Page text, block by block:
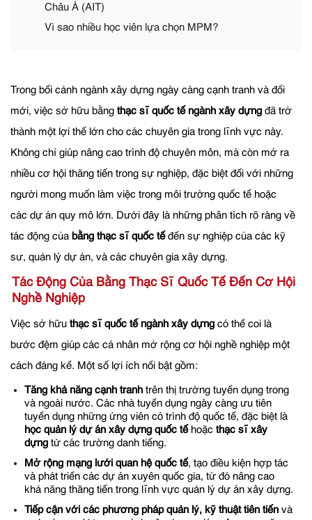
Châu Á (AIT)
Vì sao nhiều học viên lựa chọn MPM?
Trong bối cảnh ngành xây dựng ngày càng cạnh tranh và đổi
mới, việc sở hữu bằng thạc sĩ quốc tế ngành xây dựng đã trở
thành một lợi thế lớn cho các chuyên gia trong lĩnh vực này.
Không chỉ giúp nâng cao trình độ chuyên môn, mà còn mở ra
nhiều cơ hội thăng tiến trong sự nghiệp, đặc biệt đối với những
người mong muốn làm việc trong môi trường quốc tế hoặc
các dự án quy mô lớn. Dưới đây là những phân tích rõ ràng về
tác động của bằng thạc sĩ quốc tếđến sự nghiệp của các kỹ
sư, quản lý dự án, và các chuyên gia xây dựng.
Tác Động Của Bằng Thạc Sĩ Quốc Tế Đến Cơ Hội
Nghề Nghiệp
Việc sở hữu thạc sĩ quốc tế ngành xây dựng có thể coi là
bước đệm giúp các cá nhân mở rộng cơ hội nghề nghiệp một
cách đáng kể. Một số lợi ích nổi bật gồm:
Tăng khả năng cạnh tranh trên thị trường tuyển dụng trong
và ngoài nước. Các nhà tuyển dụng ngày càng ưu tiên
tuyển dụng những ứng viên có trình độ quốc tế, đặc biệt là
học quản lý dự án xây dựng quốc tếhoặc thạc sĩ xây
dựng từ các trường danh tiếng.
Mở rộng mạng lưới quan hệ quốc tế, tạo điều kiện hợp tác
và phát triển các dự án xuyên quốc gia, từ đó nâng cao
khả năng thăng tiến trong lĩnh vực quản lý dự án xây dựng.
Tiếp cận với các phương pháp quản lý, kỹ thuật tiên tiến và